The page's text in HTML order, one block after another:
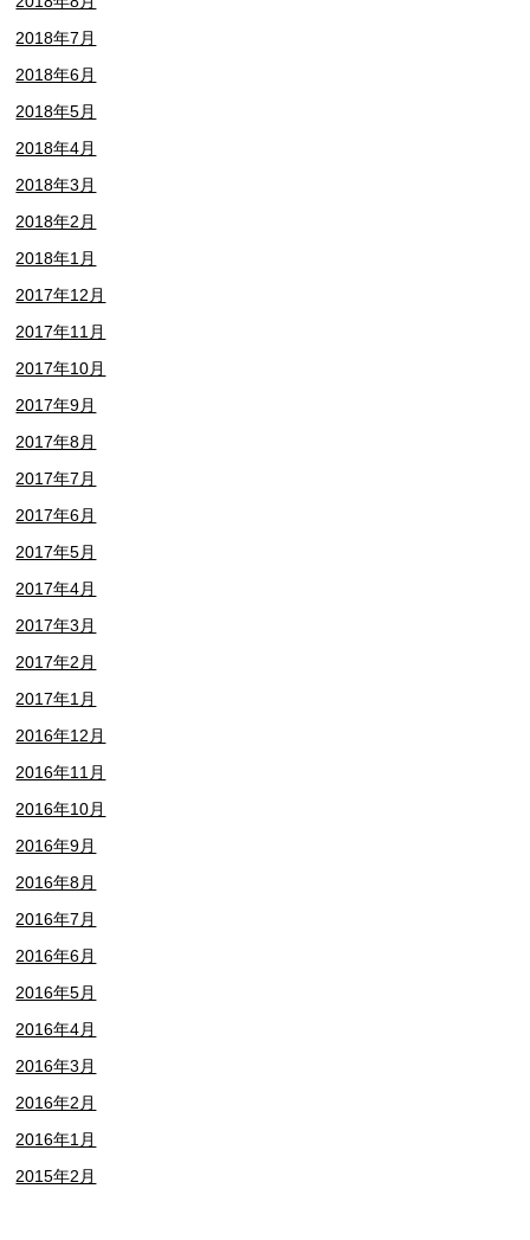
2018年7月
2018年6月
2018年5月
2018年4月
2018年3月
2018年2月
2018年1月
2017年12月
2017年11月
2017年10月
2017年9月
2017年8月
2017年7月
2017年6月
2017年5月
2017年4月
2017年3月
2017年2月
2017年1月
2016年12月
2016年11月
2016年10月
2016年9月
2016年8月
2016年7月
2016年6月
2016年5月
2016年4月
2016年3月
2016年2月
2016年1月
2015年2月